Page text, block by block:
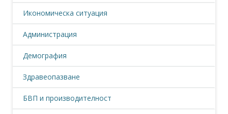
Икономическа ситуация
Администрация
Демография
Здравеопазване
БВП и производителност